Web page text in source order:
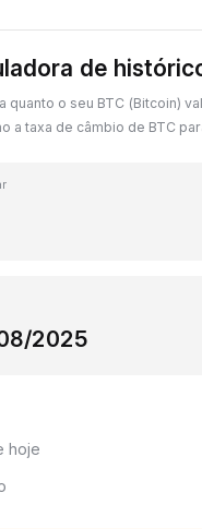
de
quanto o seu BTC (Bitcoin)
a taxa de câmbio de BTC
hoje